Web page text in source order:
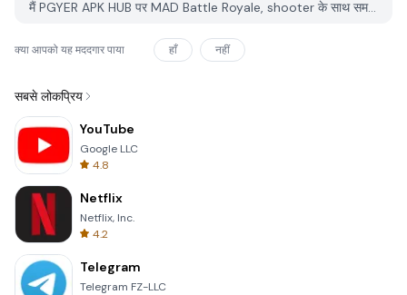
मैं PGYER APK HUB पर MAD Battle Royale, shooter के साथ समस्या कैसे रिपोर्ट कर सकता हूँ?
क्या आपको यह मददगार पाया हाँ नहीं
सबसे लोकप्रिय
YouTube
Google LLC
4.8
Netflix
Netflix, Inc.
4.2
Telegram
Telegram FZ-LLC